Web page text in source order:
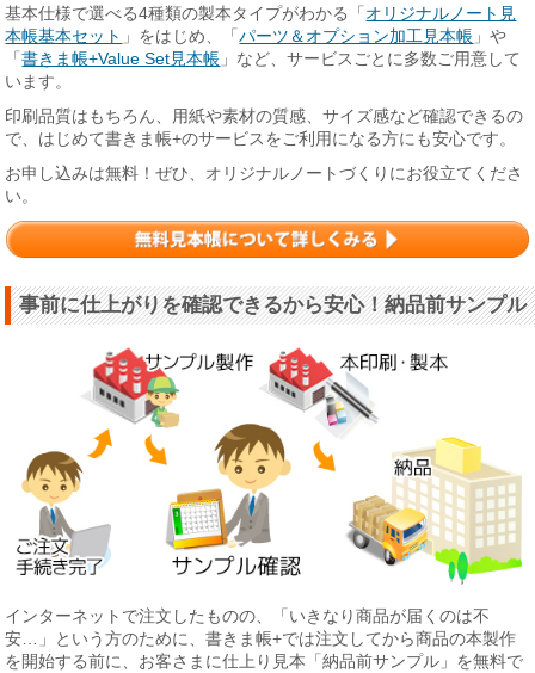
基本仕様で選べる4種類の製本タイプがわかる「 オリジナルノート見
本帳基本セット 」をはじめ、「パーツ＆オプション加工見本帳 」や
「書きま帳+Value Set見本帳 」など、サービスごとに多数ご用意して
います。
印刷品質はもちろん、用紙や素材の質感、サイズ感など確認できるの
で、はじめて書きま帳+のサービスをご利用になる方にも安心です。
お申し込みは無料！ぜひ、オリジナルノートづくりにお役立てくださ
い。
事前に仕上がりを確認できるから安心！納品前サンプル
インターネットで注文したものの、「いきなり商品が届くのは不
安…」という方のために、書きま帳+では注文してから商品の本製作
を開始する前に、お客さまに仕上り見本「納品前サンプル」を無料で